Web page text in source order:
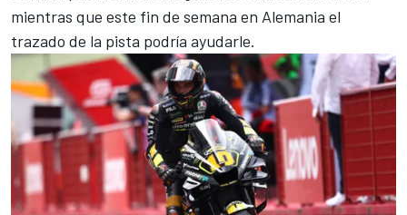
mientras que este fin de semana en Alemania el
trazado de la pista podría ayudarle.